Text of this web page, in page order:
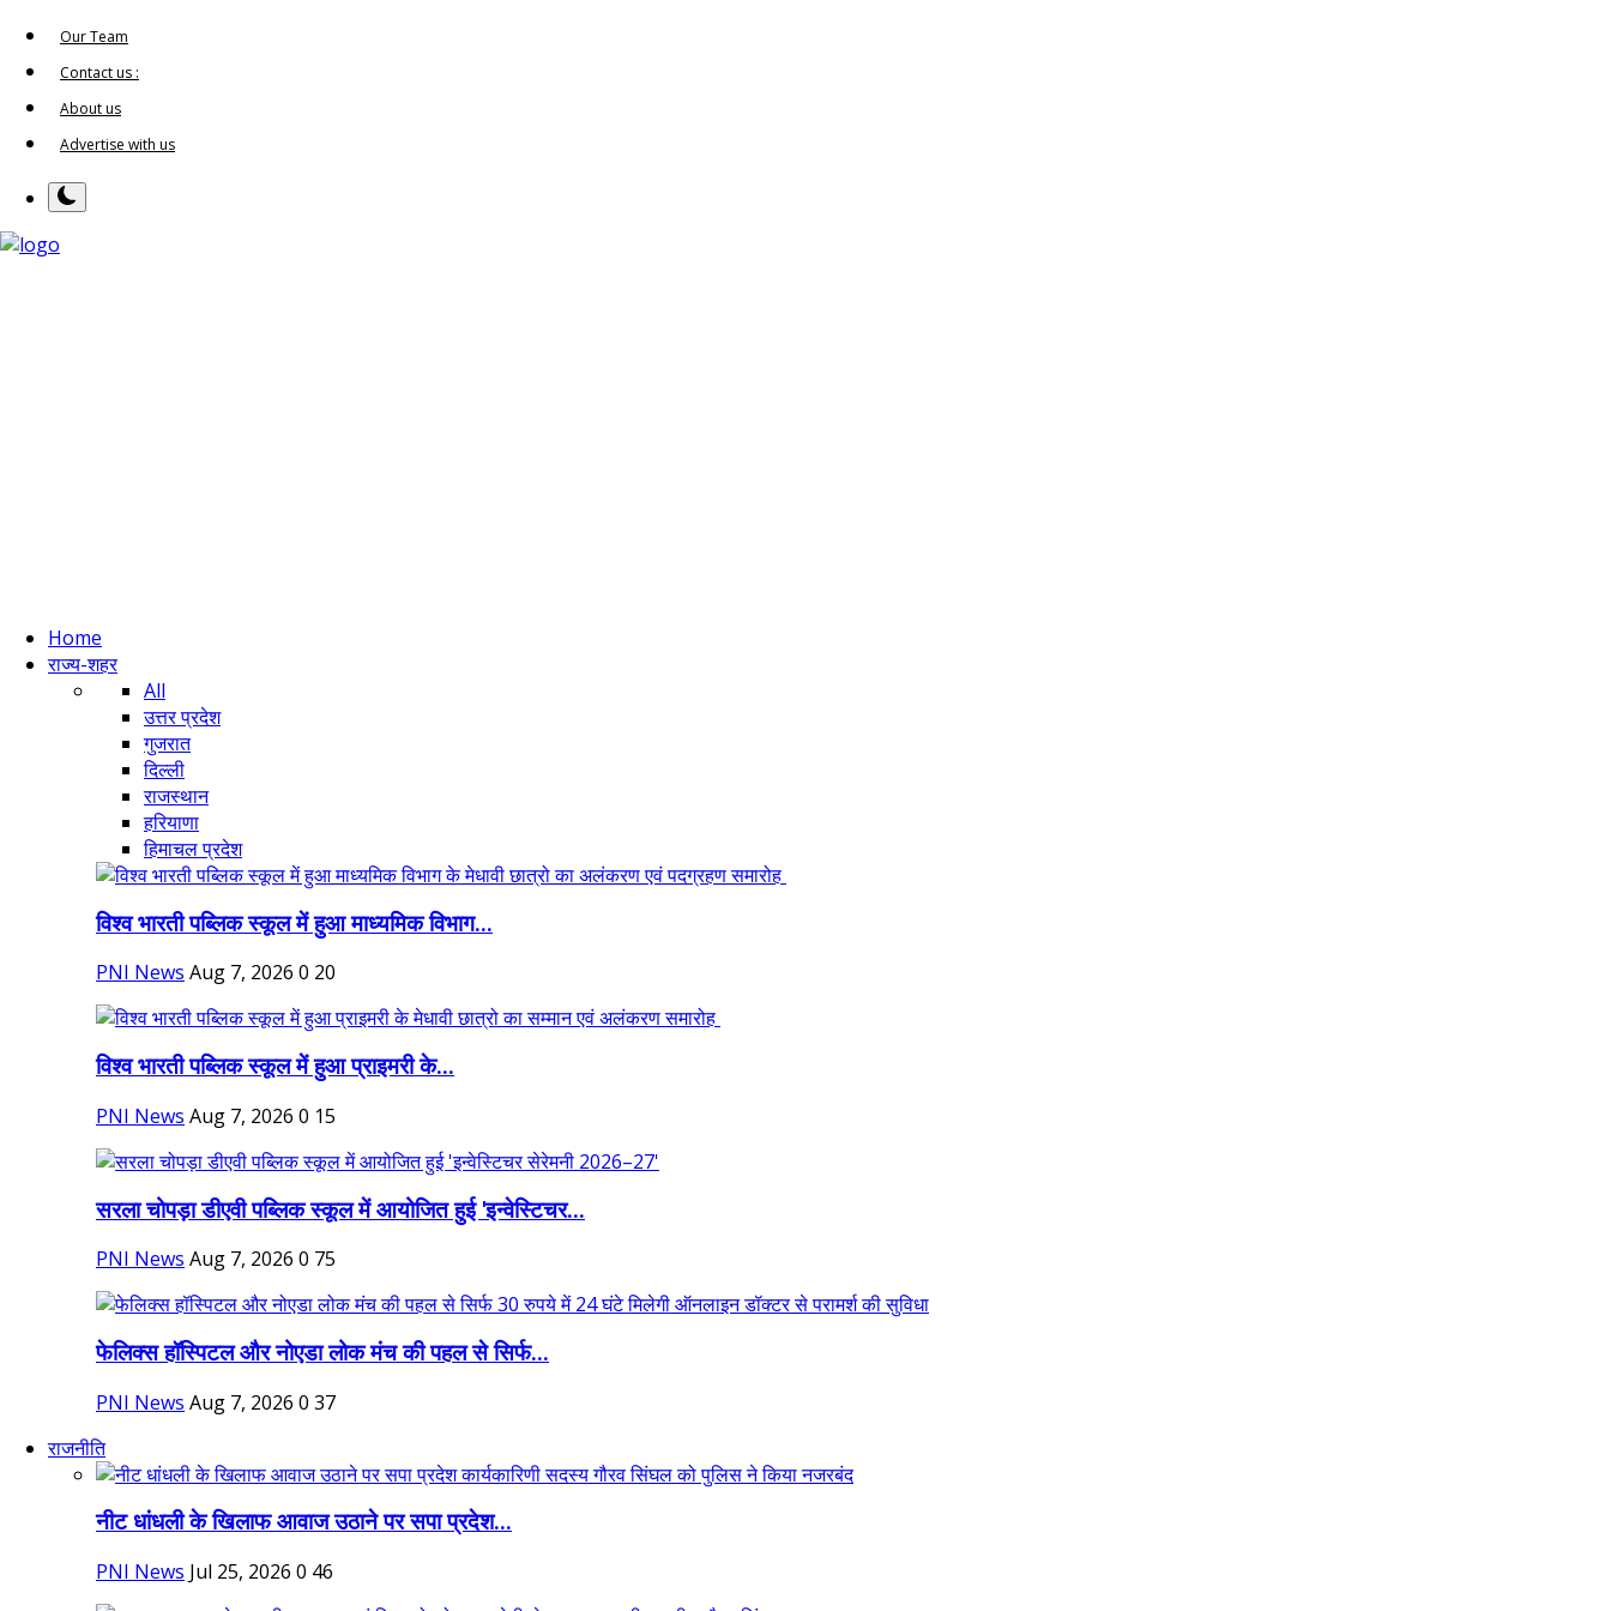
Our Team
Contact us :
About us
Advertise with us
Home
राज्य-शहर
All
उत्तर प्रदेश
गुजरात
दिल्ली
राजस्थान
हरियाणा
हिमाचल प्रदेश
विश्व भारती पब्लिक स्कूल में हुआ माध्यमिक विभाग...
PNI News Aug 7, 2026 0 20
विश्व भारती पब्लिक स्कूल में हुआ प्राइमरी के...
PNI News Aug 7, 2026 0 15
सरला चोपड़ा डीएवी पब्लिक स्कूल में आयोजित हुई 'इन्वेस्टिचर...
PNI News Aug 7, 2026 0 75
फेलिक्स हॉस्पिटल और नोएडा लोक मंच की पहल से सिर्फ...
PNI News Aug 7, 2026 0 37
राजनीति
नीट धांधली के खिलाफ आवाज उठाने पर सपा प्रदेश...
PNI News Jul 25, 2026 0 46